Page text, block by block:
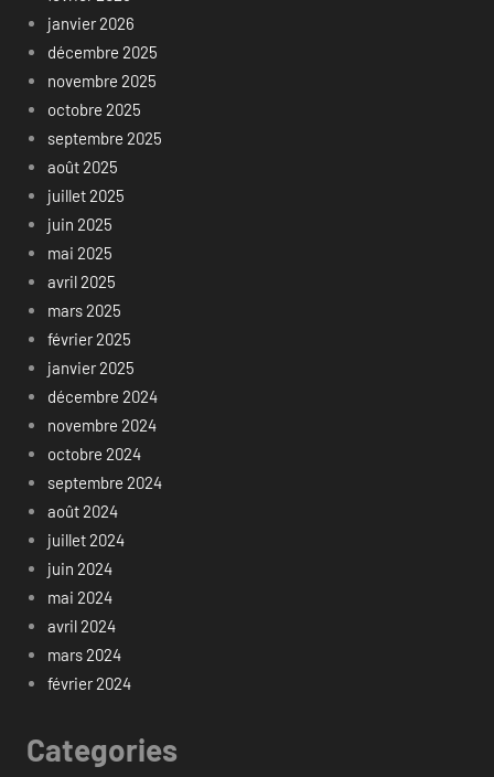
janvier 2026
décembre 2025
novembre 2025
octobre 2025
septembre 2025
août 2025
juillet 2025
juin 2025
mai 2025
avril 2025
mars 2025
février 2025
janvier 2025
décembre 2024
novembre 2024
octobre 2024
septembre 2024
août 2024
juillet 2024
juin 2024
mai 2024
avril 2024
mars 2024
février 2024
Categories